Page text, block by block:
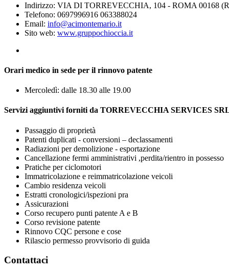
Indirizzo: VIA DI TORREVECCHIA, 104 - ROMA 00168
Telefono: 0697996916 063388024
Email: info@acimontemario.it
Sito web: www.gruppochioccia.it
Orari medico in sede per il rinnovo patente
Mercoledì: dalle 18.30 alle 19.00
Servizi aggiuntivi forniti da TORREVECCHIA SERVICES
Passaggio di proprietà
Patenti duplicati - conversioni – declassamenti
Radiazioni per demolizione - esportazione
Cancellazione fermi amministrativi ,perdita/rientro in possesso
Pratiche per ciclomotori
Immatricolazione e reimmatricolazione veicoli
Cambio residenza veicoli
Estratti cronologici/ispezioni pra
Assicurazioni
Corso recupero punti patente A e B
Corso revisione patente
Rinnovo CQC persone e cose
Rilascio permesso provvisorio di guida
Contattaci